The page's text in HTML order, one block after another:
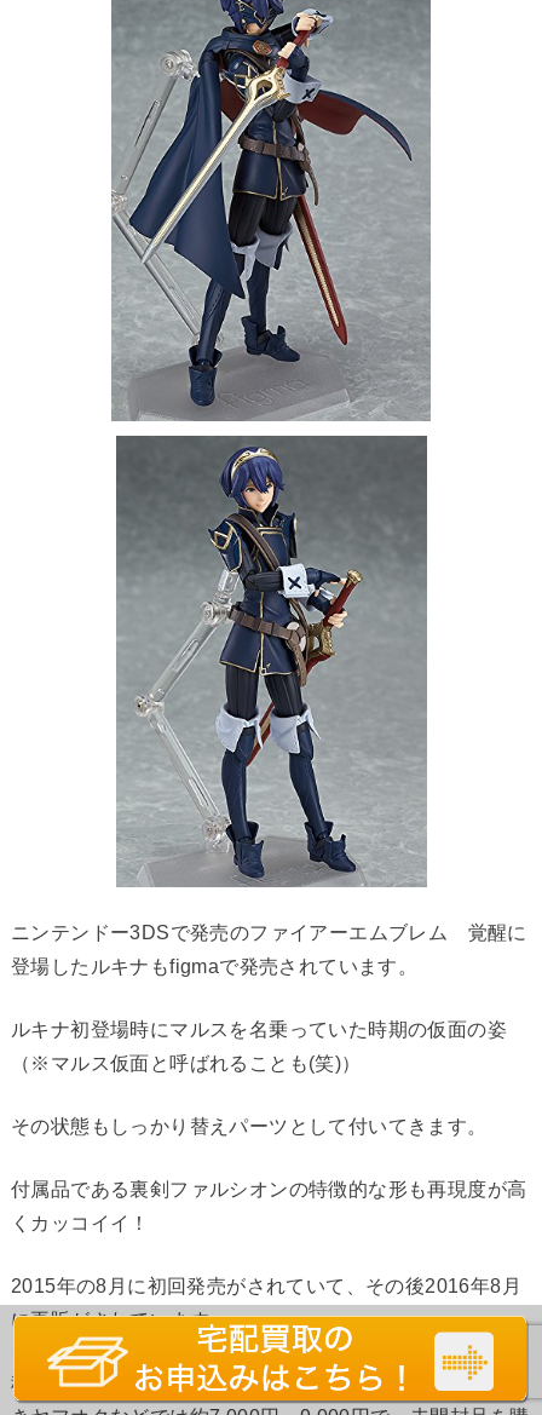
ニンテンドー3DSで発売のファイアーエムブレム 覚醒に
登場したルキナもfigmaで発売されています。
ルキナ初登場時にマルスを名乗っていた時期の仮面の姿
（※マルス仮面と呼ばれることも(笑)）
その状態もしっかり替えパーツとして付いてきます。
付属品である裏剣ファルシオンの特徴的な形も再現度が高
くカッコイイ！
2015年の8月に初回発売がされていて、その後2016年8月
に再販がされています
税込み6,800円での発売ですが、現在は少々プレミアが付